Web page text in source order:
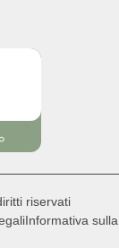
riservati
Informativa